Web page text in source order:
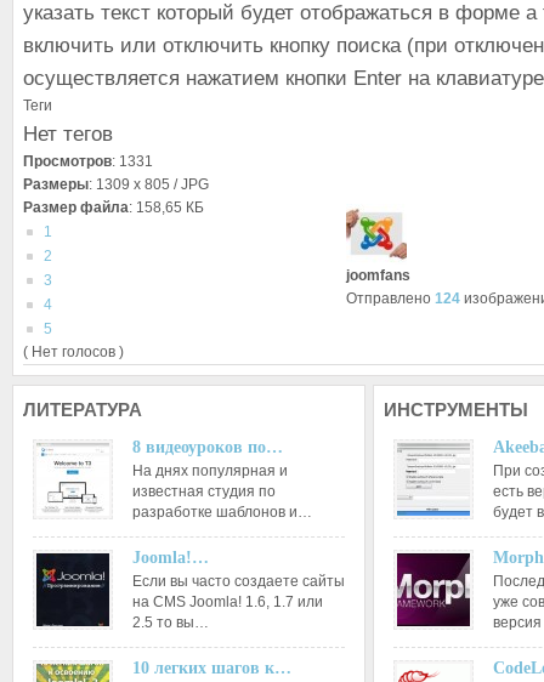
указать текст который будет отображаться в форме
включить или отключить кнопку поиска (при
осуществляется нажатием кнопки Enter на
Теги
Нет тегов
Просмотров: 1331
Размеры: 1309 x 805 / JPG
Размер файла: 158,65 КБ
1
2
3
4
5
( Нет голосов )
joomfans
Отправлено 124
ЛИТЕРАТУРА
8 видеоуроков по…
На днях популярная и
известная студия по
разработке шаблонов и…
Joomla!…
Если вы часто создаете сайты
на CMS Joomla! 1.6, 1.7 или
2.5 то вы…
10 легких шагов к…
ИНСТРУМЕНТЫ
При
есть
будет
уже